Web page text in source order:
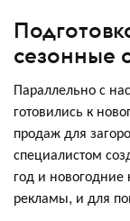
сезонные
Параллельно с
готовились к
продаж для
специалистом
год и новогодние
рекламы, и для